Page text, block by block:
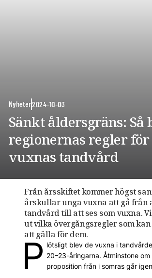
Nyheter2024-10-03
Sänkt åldersgräns: Så
regionernas regler för
vuxnas tandvård
Från årsskiftet kommer högst
årskullar unga vuxna att gå från
tandvård till att ses som vuxna.
ut vilka övergångsregler som
att gälla för dem.
P lötsligt blev de vuxna i
20–23-åringarna. Åtminstone
proposition från i somras går